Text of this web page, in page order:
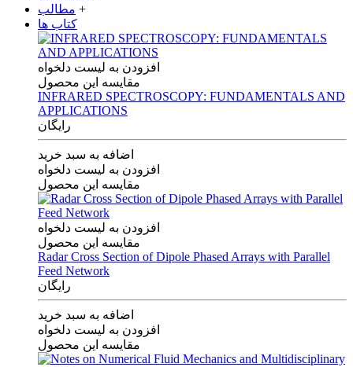
مطالب +
کتاب ها
افزودن به لیست دلخواه
مقایسه این محصول
INFRARED SPECTROSCOPY: FUNDAMENTALS AND
APPLICATIONS
رایگان
اضافه به سبد خرید
افزودن به لیست دلخواه
مقایسه این محصول
افزودن به لیست دلخواه
مقایسه این محصول
Radar Cross Section of Dipole Phased Arrays with Parallel
Feed Network
رایگان
اضافه به سبد خرید
افزودن به لیست دلخواه
مقایسه این محصول